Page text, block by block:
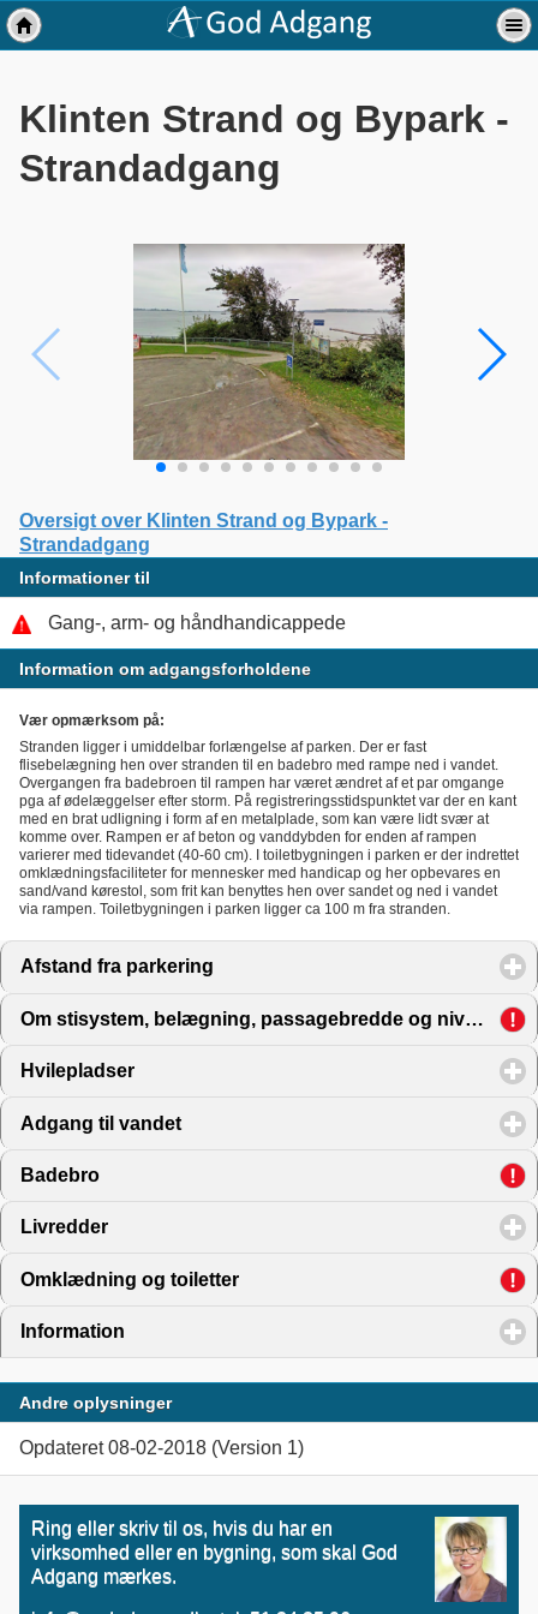
Klinten Strand og Bypark -
Strandadgang
Oversigt over Klinten Strand og Bypark -
Strandadgang
Informationer til
Gang-, arm- og håndhandicappede
Information om adgangsforholdene
Vær opmærksom på:
Stranden ligger i umiddelbar forlængelse af parken. Der er fast
flisebelægning hen over stranden til en badebro med rampe ned i vandet.
Overgangen fra badebroen til rampen har været ændret af et par omgange
pga af ødelæggelser efter storm. På registreringsstidspunktet var der en kant
med en brat udligning i form af en metalplade, som kan være lidt svær at
komme over. Rampen er af beton og vanddybden for enden af rampen
varierer med tidevandet (40-60 cm). I toiletbygningen i parken er der indrettet
omklædningsfaciliteter for mennesker med handicap og her opbevares en
sand/vand kørestol, som frit kan benyttes hen over sandet og ned i vandet
via rampen. Toiletbygningen i parken ligger ca 100 m fra stranden.
Afstand fra parkering
Om stisystem, belægning, passagebredde og niveauforskelle
Hvilepladser
Adgang til vandet
Badebro
Livredder
Omklædning og toiletter
Information
Andre oplysninger
Opdateret 08-02-2018 (Version 1)
Ring eller skriv til os, hvis du har en
virksomhed eller en bygning, som skal God
Adgang mærkes.